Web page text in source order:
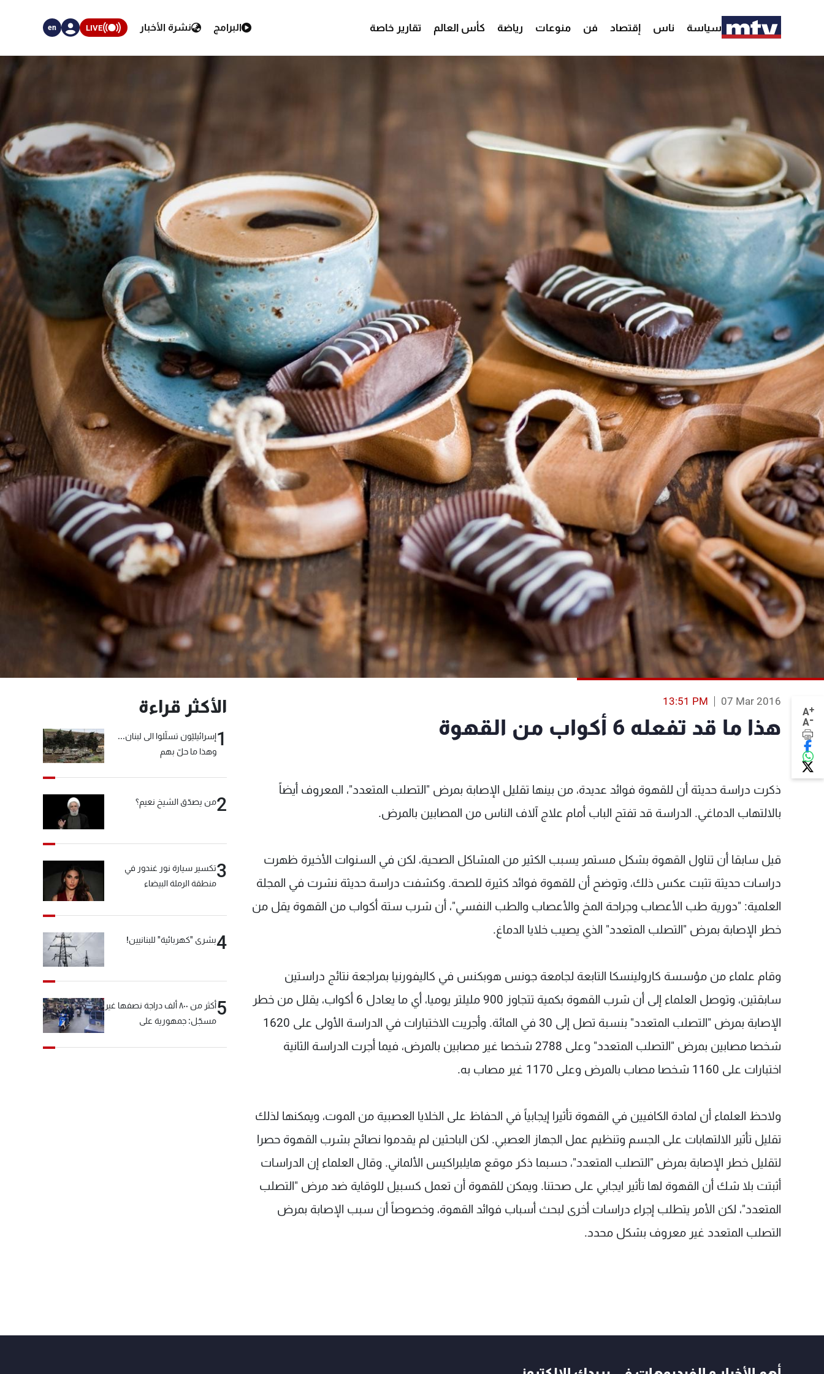
سياسة ناس إقتصاد فن منوعات رياضة كأس العالم تقارير خاصة البرامج نشرة الأخبار LIVE
en
A+
A-
07 Mar 2016
13:51 PM
هذا ما قد تفعله 6 أكواب من القهوة
ذكرت دراسة حديثة أن للقهوة فوائد عديدة، من بينها تقليل الإصابة بمرض "التصلب المتعدد"، المعروف أيضاً
بالالتهاب الدماغي. الدراسة قد تفتح الباب أمام علاج آلاف الناس من المصابين بالمرض.
قيل سابقا أن تناول القهوة بشكل مستمر يسبب الكثير من المشاكل الصحية، لكن في السنوات الأخيرة ظهرت
دراسات حديثة تثبت عكس ذلك، وتوضح أن للقهوة فوائد كثيرة للصحة. وكشفت دراسة حديثة نشرت في المجلة
العلمية: "دورية طب الأعصاب وجراحة المخ والأعصاب والطب النفسي"، أن شرب ستة أكواب من القهوة يقل من
خطر الإصابة بمرض "التصلب المتعدد" الذي يصيب خلايا الدماغ.
وقام علماء من مؤسسة كارولينسكا التابعة لجامعة جونس هوبكنس في كاليفورنيا بمراجعة نتائج دراستين
سابقتين، وتوصل العلماء إلى أن شرب القهوة بكمية تتجاوز 900 مليلتر يوميا، أي ما يعادل 6 أكواب، يقلل من خطر
الإصابة بمرض "التصلب المتعدد" بنسبة تصل إلى 30 في المائة. وأجريت الاختبارات في الدراسة الأولى على 1620
شخصا مصابين بمرض "التصلب المتعدد" وعلى 2788 شخصا غير مصابين بالمرض، فيما أجرت الدراسة الثانية
اختبارات على 1160 شخصا مصاب بالمرض وعلى 1170 غير مصاب به.
ولاحظ العلماء أن لمادة الكافيين في القهوة تأثيرا إيجابياً في الحفاظ على الخلايا العصبية من الموت، ويمكنها لذلك
تقليل تأثير الالتهابات على الجسم وتنظيم عمل الجهاز العصبي. لكن الباحثين لم يقدموا نصائح بشرب القهوة حصرا
لتقليل خطر الإصابة بمرض "التصلب المتعدد"، حسبما ذكر موقع هايلبراكيس الألماني. وقال العلماء إن الدراسات
أثبتت بلا شك أن القهوة لها تأثير ايجابي على صحتنا. ويمكن للقهوة أن تعمل كسبيل للوقاية ضد مرض "التصلب
المتعدد"، لكن الأمر يتطلب إجراء دراسات أخرى لبحث أسباب فوائد القهوة، وخصوصاً أن سبب الإصابة بمرض
التصلب المتعدد غير معروف بشكل محدد.
الأكثر قراءة
1إسرائيليّون تسلّلوا الى لبنان...
وهذا ما حلّ بهم
2من يصدّق الشيخ نعيم؟
3تكسير سيارة نور غندور في
منطقة الرملة البيضاء
4بشرى "كهربائية" للبنانيين!
5
أكثر من ٨٠٠ ألف دراجة نصفها غير
مسجّل: جمهورية على